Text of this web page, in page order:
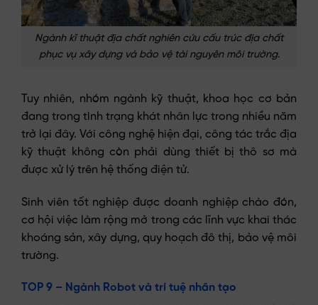
Ngành kĩ thuật địa chất nghiên cứu cấu trúc địa chất
phục vụ xây dựng và bảo vệ tài nguyên môi trường.
Tuy nhiên, nhóm ngành kỹ thuật, khoa học cơ bản
đang trong tình trạng khát nhân lực trong nhiều năm
trở lại đây. Với công nghệ hiện đại, công tác trắc địa
kỹ thuật không còn phải dùng thiết bị thô sơ mà
được xử lý trên hệ thống điện tử.
Sinh viên tốt nghiệp được doanh nghiệp chào đón,
cơ hội việc làm rộng mở trong các lĩnh vực khai thác
khoáng sản, xây dựng, quy hoạch đô thị, bảo vệ môi
trường.
TOP 9 – Ngành Robot và trí tuệ nhân tạo